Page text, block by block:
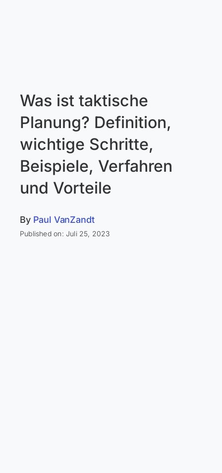
Was ist taktische
Planung? Definition,
wichtige Schritte,
Beispiele, Verfahren
und Vorteile
By Paul VanZandt
Published on: Juli 25, 2023